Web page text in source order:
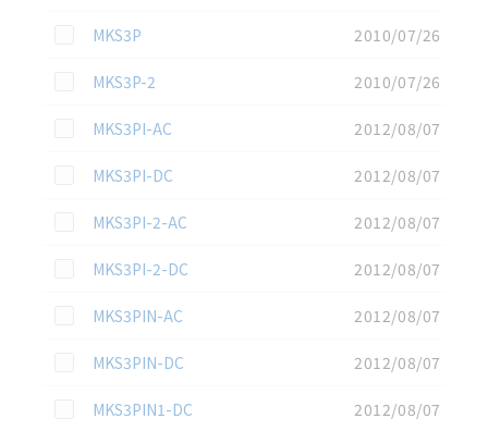
この資料を選択
MKS3P
2010/07/26
この資料を選択
MKS3P-2
2010/07/26
この資料を選択
MKS3PI-AC
2012/08/07
この資料を選択
MKS3PI-DC
2012/08/07
この資料を選択
MKS3PI-2-AC
2012/08/07
この資料を選択
MKS3PI-2-DC
2012/08/07
この資料を選択
MKS3PIN-AC
2012/08/07
この資料を選択
MKS3PIN-DC
2012/08/07
この資料を選択
MKS3PIN1-DC
2012/08/07